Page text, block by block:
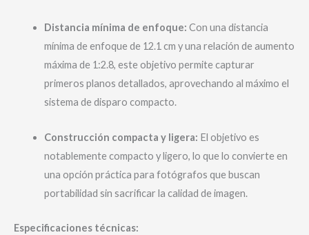
Distancia mínima de enfoque: Con una distancia
mínima de enfoque de 12.1 cm y una relación de aumento
máxima de 1:2.8, este objetivo permite capturar
primeros planos detallados, aprovechando al máximo el
sistema de disparo compacto.​
Construcción compacta y ligera: El objetivo es
notablemente compacto y ligero, lo que lo convierte en
una opción práctica para fotógrafos que buscan
portabilidad sin sacrificar la calidad de imagen.
Especificaciones técnicas: